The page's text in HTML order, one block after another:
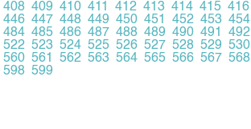
408 409 410 411 412 413 414 415 416
446 447 448 449 450 451 452 453 454
484 485 486 487 488 489 490 491 492
522 523 524 525 526 527 528 529 530
560 561 562 563 564 565 566 567 568
598 599